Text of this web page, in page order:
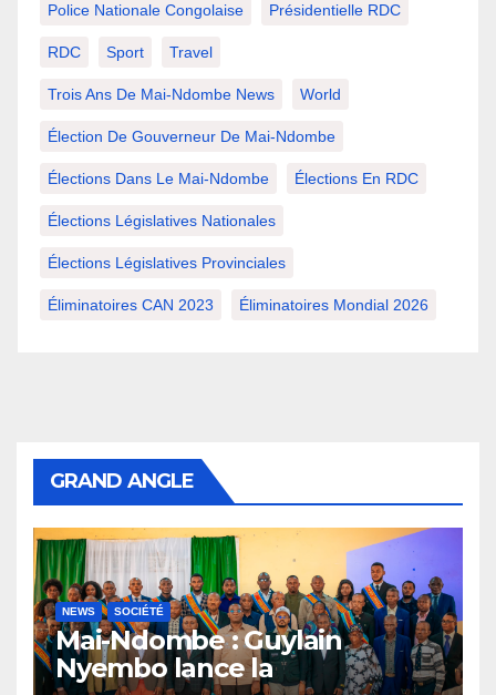
Police Nationale Congolaise Présidentielle RDC
RDC Sport Travel
Trois Ans De Mai-Ndombe News World
Élection De Gouverneur De Mai-Ndombe
Élections Dans Le Mai-Ndombe Élections En RDC
Élections Législatives Nationales
Élections Législatives Provinciales
Éliminatoires CAN 2023 Éliminatoires Mondial 2026
GRAND ANGLE
NEWS SOCIÉTÉ
Mai-Ndombe : Guylain
Nyembo lance la